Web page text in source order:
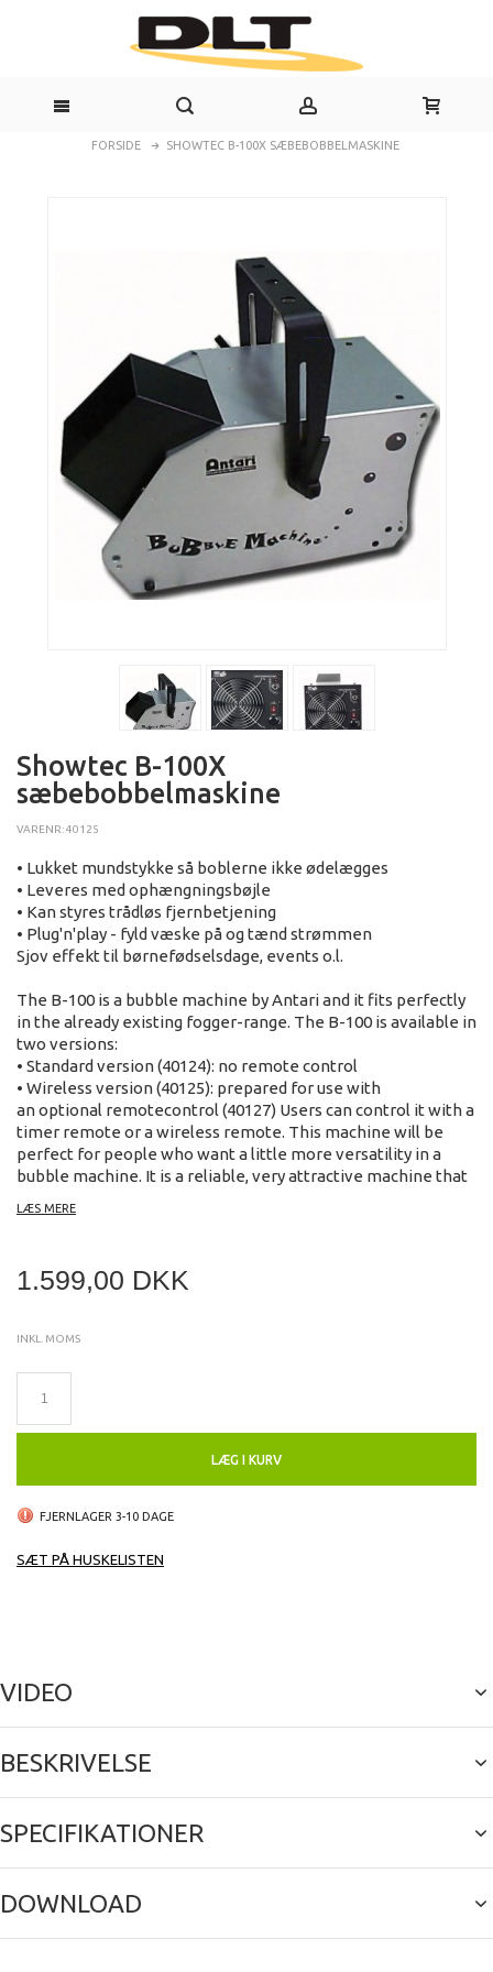
FORSIDE SHOWTEC B-100X SÆBEBOBBELMASKINE
Showtec B-100X
sæbebobbelmaskine
VARENR: 40125
• Lukket mundstykke så boblerne ikke ødelægges
• Leveres med ophængningsbøjle
• Kan styres trådløs fjernbetjening
• Plug'n'play - fyld væske på og tænd strømmen
Sjov effekt til børnefødselsdage, events o.l.
The B-100 is a bubble machine by Antari and it fits perfectly
in the already existing fogger-range. The B-100 is available in
two versions:
• Standard version (40124): no remote control
• Wireless version (40125): prepared for use with
an optional remotecontrol (40127) Users can control it with a
timer remote or a wireless remote. This machine will be
perfect for people who want a little more versatility in a
bubble machine. It is a reliable, very attractive machine that
control it.
• • Optional A/C remote, for an extremely
• • Spout at front of unit eliminates dripping
• of bubble liquid. The liquid will run
• • Casing swings open by removing two thumb
• screws very easy, very quick.
• • Large output.
• • Attractive casing.
• • Hanging bracket included.
LÆS MERE
1.599,00 DKK
INKL. MOMS
LÆG I KURV
FJERNLAGER 3-10 DAGE
SÆT PÅ HUSKELISTEN
VIDEO
BESKRIVELSE
SPECIFIKATIONER
DOWNLOAD